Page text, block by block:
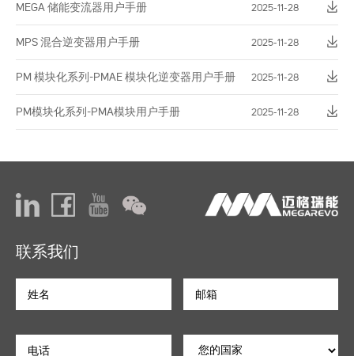
MEGA 储能变流器用户手册 2025-11-28
MPS 混合逆变器用户手册 2025-11-28
PM 模块化系列-PMAE 模块化逆变器用户手册 2025-11-28
PM模块化系列-PMA模块用户手册 2025-11-28
联系我们